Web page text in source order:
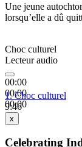
Une jeune
lorsqu’elle a dû
Choc culturel
Lecteur audio
00:00
00:00
00:00
1.Choc culturel
9:46
x
Celebrating